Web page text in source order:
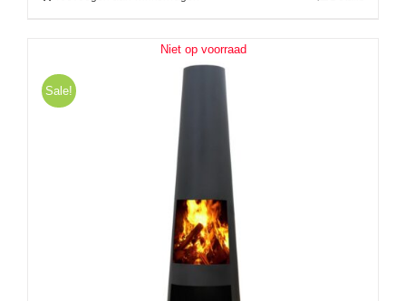
Niet op voorraad
Sale!